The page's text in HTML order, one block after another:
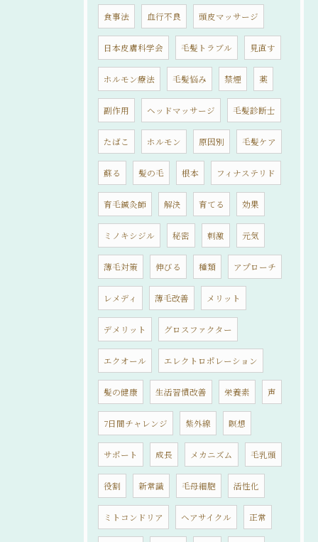
食事法 血行不良 頭皮マッサージ
日本皮膚科学会 毛髪トラブル 見直す
ホルモン療法 毛髪悩み 禁煙 薬
副作用 ヘッドマッサージ 毛髪診断士
たばこ ホルモン 原因別 毛髪ケア
蘇る 髪の毛 根本 フィナステリド
育毛鍼灸師 解決 育てる 効果
ミノキシジル 秘密 刺激 元気
薄毛対策 伸びる 種類 アプローチ
レメディ 薄毛改善 メリット
デメリット グロスファクター
エクオール エレクトロポレーション
髪の健康 生活習慣改善 栄養素 声
7日間チャレンジ 紫外線 瞑想
サポート 成長 メカニズム 毛乳頭
役割 新常識 毛母細胞 活性化
ミトコンドリア ヘアサイクル 正常